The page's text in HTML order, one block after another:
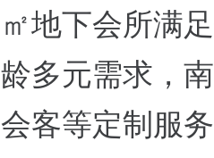
㎡地下会所满
龄多元需求，
会客等定制服务